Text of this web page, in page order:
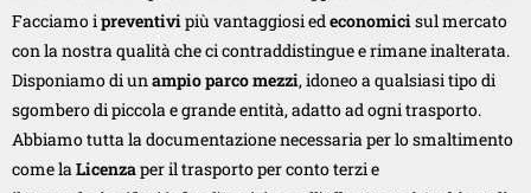
Facciamo i preventivi più vantaggiosi ed economici sul mercato
con la nostra qualità che ci contraddistingue e rimane inalterata.
Disponiamo di un ampio parco mezzi, idoneo a qualsiasi tipo di
sgombero di piccola e grande entità, adatto ad ogni trasporto.
Abbiamo tutta la documentazione necessaria per lo smaltimento
come la Licenza per il trasporto per conto terzi e